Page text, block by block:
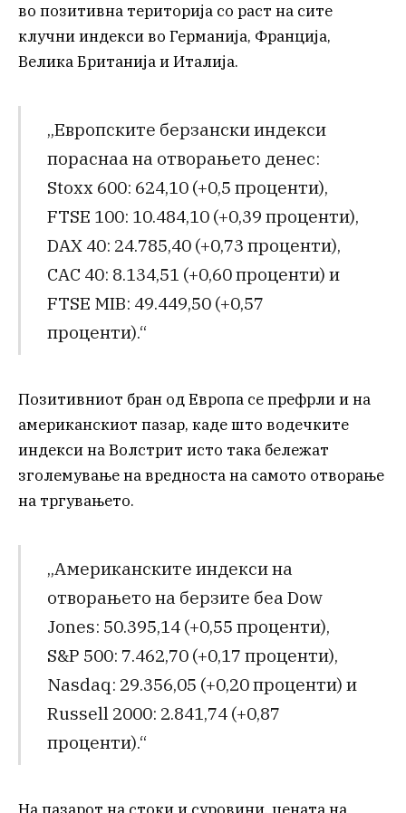
во позитивна територија со раст на сите
клучни индекси во Германија, Франција,
Велика Британија и Италија.
„Европските берзански индекси
пораснаа на отворањето денес:
Stoxx 600: 624,10 (+0,5 проценти),
FTSE 100: 10.484,10 (+0,39 проценти),
DAX 40: 24.785,40 (+0,73 проценти),
CAC 40: 8.134,51 (+0,60 проценти) и
FTSE MIB: 49.449,50 (+0,57
проценти).“
Позитивниот бран од Европа се префрли и на
американскиот пазар, каде што водечките
индекси на Волстрит исто така бележат
зголемување на вредноста на самото отворање
на тргувањето.
„Американските индекси на
отворањето на берзите беа Dow
Jones: 50.395,14 (+0,55 проценти),
S&P 500: 7.462,70 (+0,17 проценти),
Nasdaq: 29.356,05 (+0,20 проценти) и
Russell 2000: 2.841,74 (+0,87
проценти).“